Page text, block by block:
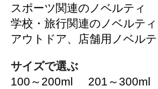
スポーツ関連のノベルティ
学校・旅行関連のノベルティ
アウトドア、店舗用ノベルテ
サイズで選ぶ
100～200ml
201～300ml